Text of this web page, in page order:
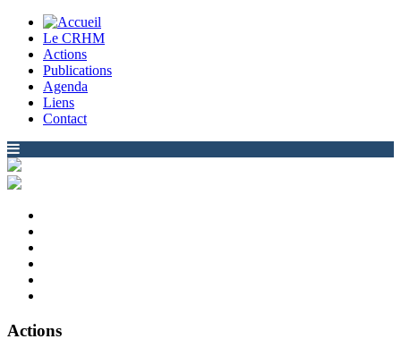
Le CRHM
Actions
Publications
Agenda
Liens
Contact
Actions